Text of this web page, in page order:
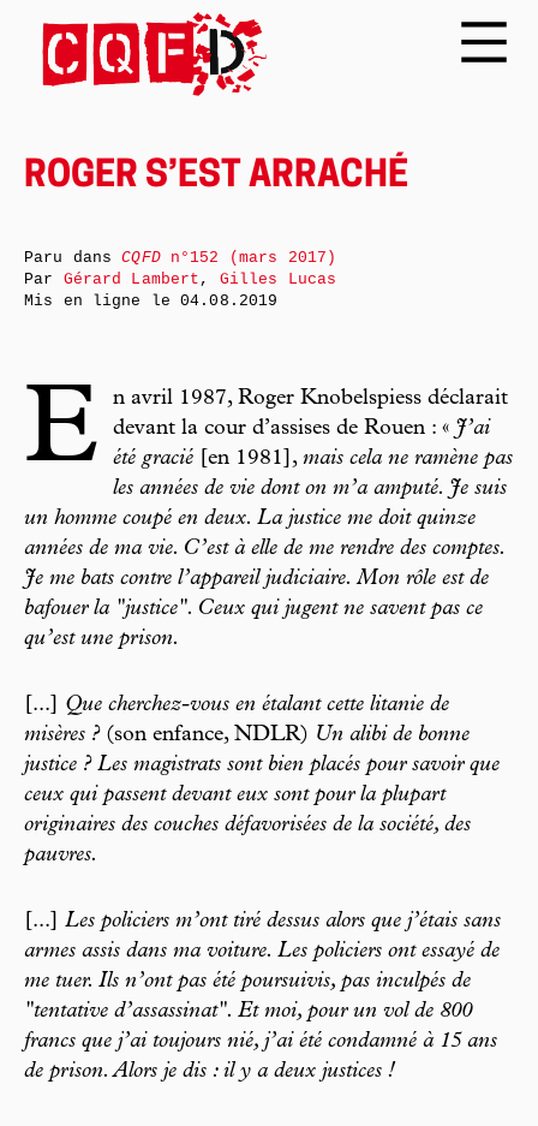
ROGER S’EST ARRACHÉ
E
n avril 1987, Roger Knobelspiess déclarait
devant la cour d’assises de Rouen : « J’ai
été gracié
[en 1981], mais cela ne ramène pas
les années de vie dont on m’a amputé. Je suis
un homme coupé en deux. La justice me doit quinze
années de ma vie. C’est à elle de me rendre des comptes.
Je me bats contre l’appareil judiciaire. Mon rôle est de
bafouer la "justice". Ceux qui jugent ne savent pas ce
qu’est une prison.
[...] Que cherchez-vous en étalant cette litanie de
misères ? (son enfance, NDLR) Un alibi de bonne
justice ? Les magistrats sont bien placés pour savoir que
ceux qui passent devant eux sont pour la plupart
originaires des couches défavorisées de la société, des
pauvres.
[...] Les policiers m’ont tiré dessus alors que j’étais sans
armes assis dans ma voiture. Les policiers ont essayé de
me tuer. Ils n’ont pas été poursuivis, pas inculpés de
"tentative d’assassinat". Et moi, pour un vol de 800
francs que j’ai toujours nié, j’ai été condamné à 15 ans
de prison. Alors je dis : il y a deux justices !
Paru dansCQFDn°152 (mars 2017)
Par Gérard Lambert , Gilles Lucas
Mis en ligne le04.08.2019